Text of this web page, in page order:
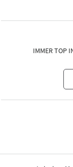
IMMER TOP